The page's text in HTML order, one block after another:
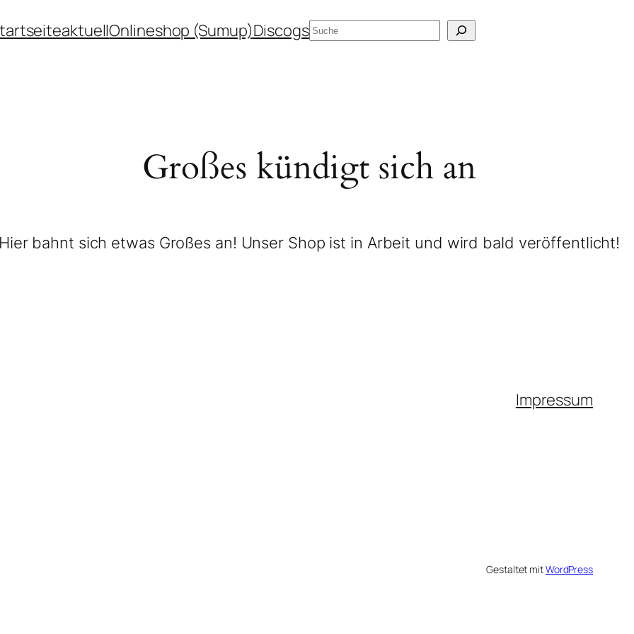
aktuellOnlineshop (Sumup)DiscogsSuchen
Großes kündigt sich an
bahnt sich etwas Großes an! Unser Shop ist in Arbeit und wird bald veröffentlicht!
Impressum
Gestaltet mitWordPress